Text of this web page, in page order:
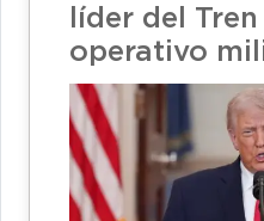
líder del
operativo